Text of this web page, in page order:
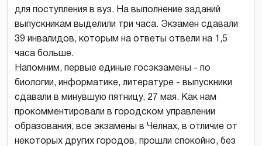
для поступления в вуз. На выполнение заданий
выпускникам выделили три часа. Экзамен сдавали
39 инвалидов, которым на ответы отвели на 1,5
часа больше.
Напомним, первые единые госэкзамены - по
биологии, информатике, литературе - выпускники
сдавали в минувшую пятницу, 27 мая. Как нам
прокомментировали в городском управлении
образования, все экзамены в Челнах, в отличие от
некоторых других городов, прошли спокойно, без